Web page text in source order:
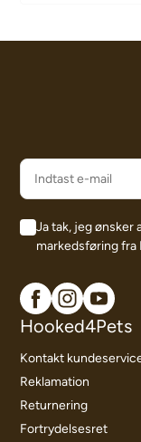
Ja tak, jeg
markedsføring fra
Hooked4Pets
Kontakt
Reklamation
Returnering
Fortrydelsesret